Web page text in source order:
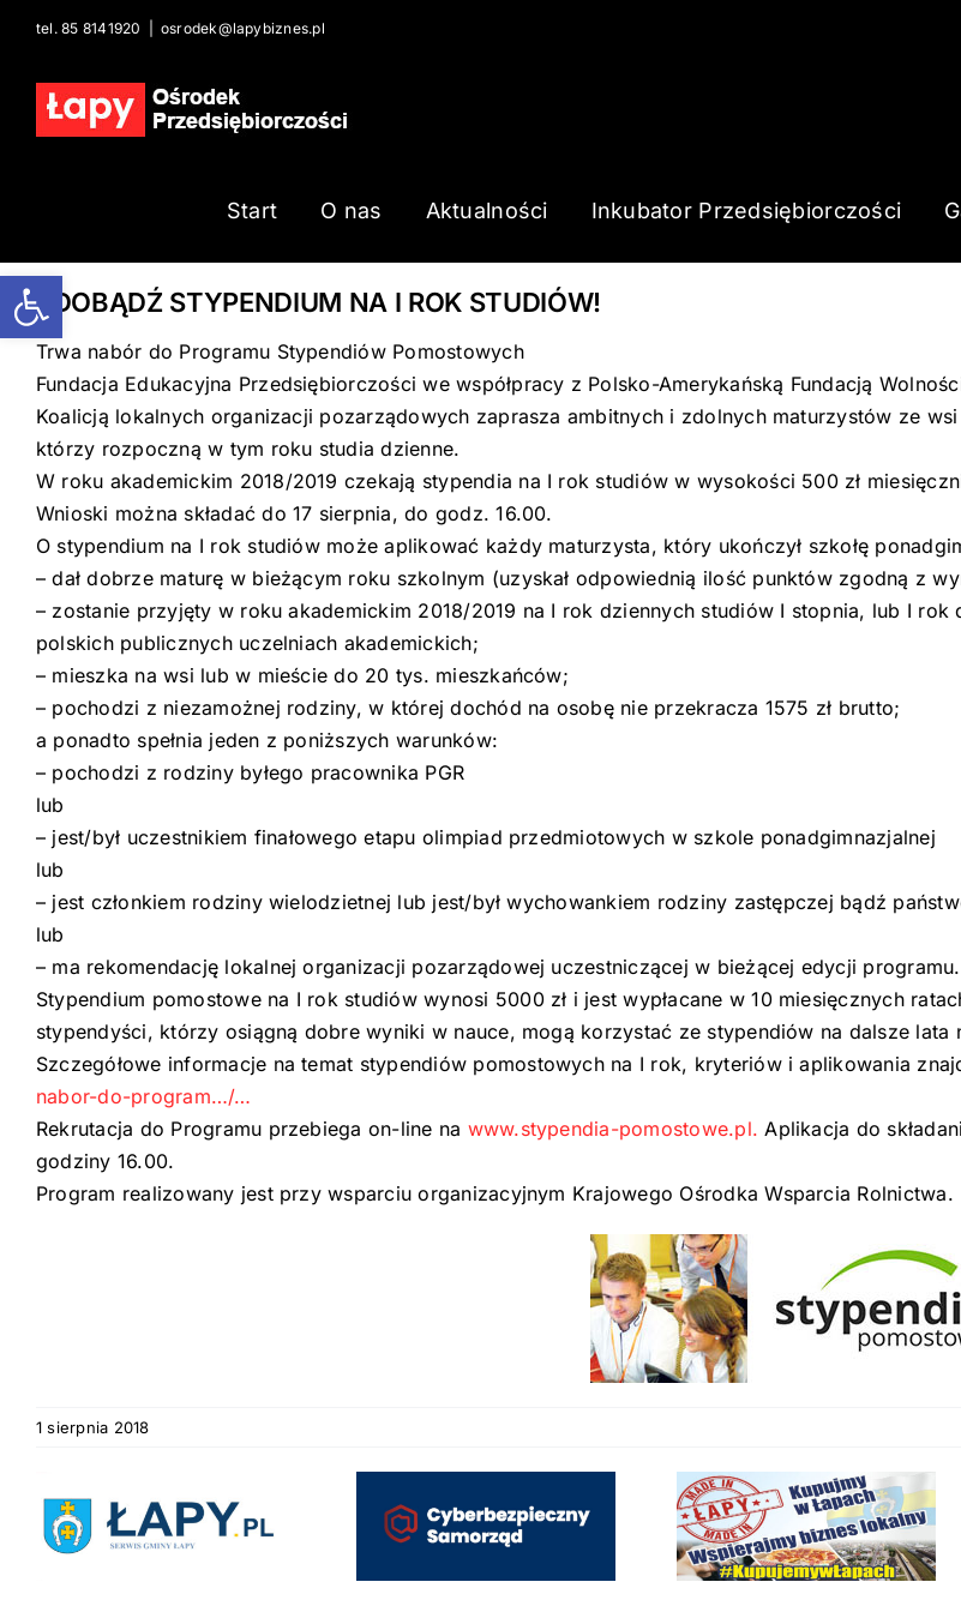
Open toolbar
content
tel. 85 8141920 osrodek@lapybiznes.pl
Start O nas Aktualności Inkubator Przedsiębiorczości
ZDOBĄDŹ STYPENDIUM NA I ROK STUDIÓW!
Trwa nabór do Programu Stypendiów Pomostowych
Fundacja Edukacyjna Przedsiębiorczości we współpracy z Polsko-Amerykańską Fundacją
Koalicją lokalnych organizacji pozarządowych zaprasza ambitnych i zdolnych maturzystów ze
którzy rozpoczną w tym roku studia dzienne.
W roku akademickim 2018/2019 czekają stypendia na I rok studiów w wysokości 500 zł
Wnioski można składać do 17 sierpnia, do godz. 16.00.
O stypendium na I rok studiów może aplikować każdy maturzysta, który ukończył szkołę
– dał dobrze maturę w bieżącym roku szkolnym (uzyskał odpowiednią ilość punktów zgodną z
– zostanie przyjęty w roku akademickim 2018/2019 na I rok dziennych studiów I stopnia, lub I
polskich publicznych uczelniach akademickich;
– mieszka na wsi lub w mieście do 20 tys. mieszkańców;
– pochodzi z niezamożnej rodziny, w której dochód na osobę nie przekracza 1575 zł brutto;
a ponadto spełnia jeden z poniższych warunków:
– pochodzi z rodziny byłego pracownika PGR
lub
– jest/był uczestnikiem finałowego etapu olimpiad przedmiotowych w szkole ponadgimnazjalnej
lub
– jest członkiem rodziny wielodzietnej lub jest/był wychowankiem rodziny zastępczej bądź
lub
– ma rekomendację lokalnej organizacji pozarządowej uczestniczącej w bieżącej edycji programu.
Stypendium pomostowe na I rok studiów wynosi 5000 zł i jest wypłacane w 10 miesięcznych
stypendyści, którzy osiągną dobre wyniki w nauce, mogą korzystać ze stypendiów na dalsze lata
Szczegółowe informacje na temat stypendiów pomostowych na I rok, kryteriów i aplikowania
nabor-do-program…/…
Rekrutacja do Programu przebiega on-line na www.stypendia-pomostowe.pl. Aplikacja do
godziny 16.00.
Program realizowany jest przy wsparciu organizacyjnym Krajowego Ośrodka Wsparcia Rolnictwa.
1 sierpnia 2018